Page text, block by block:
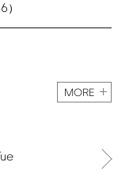
）
MORE